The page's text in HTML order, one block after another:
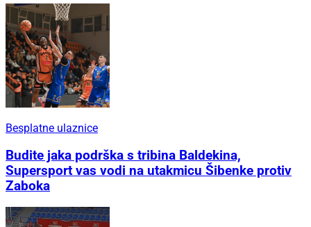
Besplatne ulaznice
Budite jaka podrška s tribina Baldekina,
Supersport vas vodi na utakmicu Šibenke protiv
Zaboka